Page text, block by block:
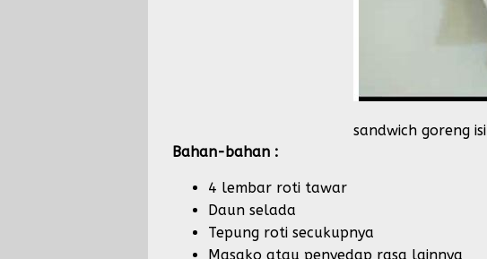
sandwich goreng isi
Bahan-bahan :
4 lembar roti tawar
Daun selada
Tepung roti secukupnya
Masako atau penyedap rasa lainnya